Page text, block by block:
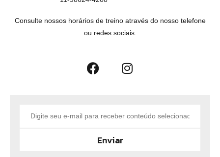
Consulte nossos horários de treino através do nosso telefone
ou redes sociais.
Enviar